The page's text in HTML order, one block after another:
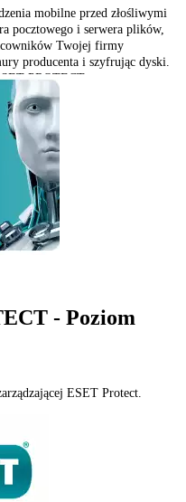
mobilne przed złośliwymi
pocztowego i serwera plików,
Twojej firmy
producenta i szyfrując dyski.
PROTECT.
- Poziom
ESET Protect.